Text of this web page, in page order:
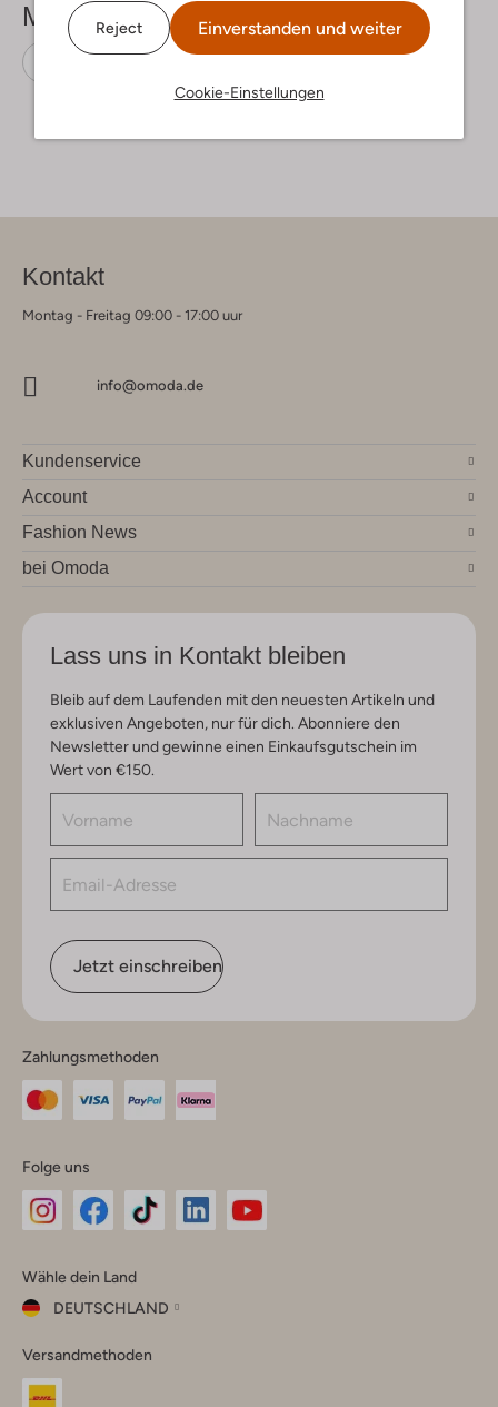
Reject Einverstanden und weiter
Cookie-Einstellungen
Mehr sehen
Kontakt
Montag - Freitag 09:00 - 17:00 uur
info@omoda.de
Kundenservice
Account
Fashion News
bei Omoda
Lass uns in Kontakt bleiben
Bleib auf dem Laufenden mit den neuesten Artikeln und
exklusiven Angeboten, nur für dich. Abonniere den
Newsletter und gewinne einen Einkaufsgutschein im
Wert von €150.
Jetzt einschreiben
Zahlungsmethoden
Folge uns
Instagram
Facebook
TikTok
Wähle dein Land
DEUTSCHLAND
dein
Land
Versandmethoden